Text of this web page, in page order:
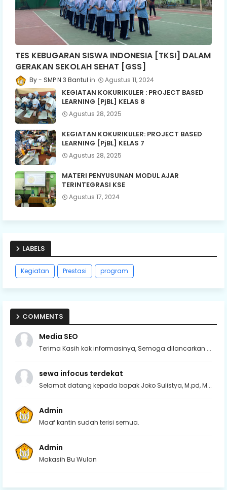
TES KEBUGARAN SISWA INDONESIA [TKSI] DALAM
GERAKAN SEKOLAH SEHAT [GSS]
SMP N 3 Bantul Agustus 11, 2024
KEGIATAN KOKURIKULER : PROJECT BASED
LEARNING [PjBL] KELAS 8
Agustus 28, 2025
KEGIATAN KOKURIKULER: PROJECT BASED
LEARNING [PjBL] KELAS 7
Agustus 28, 2025
MATERI PENYUSUNAN MODUL AJAR
TERINTEGRASI KSE
Agustus 17, 2024
LABELS
Kegiatan Prestasi program
COMMENTS
Media SEO
Terima Kasih kak informasinya, Semoga dilancarkan ...
sewa infocus terdekat
Selamat datang kepada bapak Joko Sulistya, M.pd, M...
Admin
Maaf kantin sudah terisi semua.
Admin
Makasih Bu Wulan